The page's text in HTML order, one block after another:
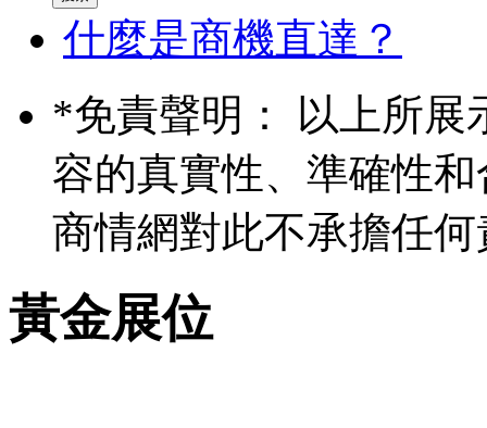
什麼是商機直達？
*免責聲明： 以上所展
容的真實性、準確性
商情網對此不承擔任何
黃金展位